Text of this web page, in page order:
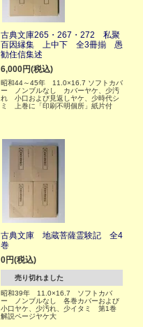
古典文庫265・267・272 私聚
百因縁集 上中下 全3冊揃 愚
勧住信集述
6,000円(税込)
昭和44～45年 11.0×16.7 ソフトカバ
ー ノンブルなし カバーヤケ、少汚
れ 小口および見返しヤケ、少時代シ
ミ 上巻に「印刷不明個所」紙片付
古典文庫 地蔵菩薩霊験記 全4
巻
0円(税込)
売り切れました
昭和39年 11.0×16.7 ソフトカバ
ー ノンブルなし 各巻カバーおよび
小口ヤケ、少汚れ、少イタミ 第1巻
解説ページヤケ大